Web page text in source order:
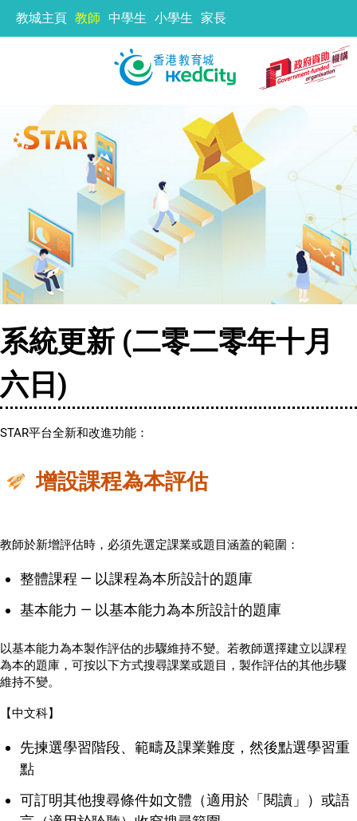
教城主頁 教師 中學生 小學生 家長
系統更新 (二零二零年十月
六日)
STAR平台全新和改進功能：
增設課程為本評估
教師於新增評估時，必須先選定課業或題目涵蓋的範圍：
整體課程 — 以課程為本所設計的題庫
基本能力 — 以基本能力為本所設計的題庫
以基本能力為本製作評估的步驟維持不變。若教師選擇建立以課程
為本的題庫，可按以下方式搜尋課業或題目，製作評估的其他步驟
維持不變。
【中文科】
先揀選學習階段、範疇及課業難度，然後點選學習重
點
可訂明其他搜尋條件如文體（適用於「閱讀」）或語